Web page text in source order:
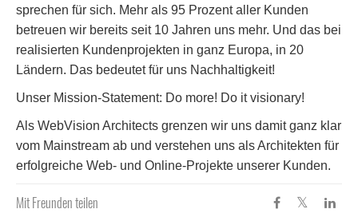
sprechen für sich. Mehr als 95 Prozent aller Kunden
betreuen wir bereits seit 10 Jahren uns mehr. Und das bei
realisierten Kundenprojekten in ganz Europa, in 20
Ländern. Das bedeutet für uns Nachhaltigkeit!
Unser Mission-Statement: Do more! Do it visionary!
Als WebVision Architects grenzen wir uns damit ganz klar
vom Mainstream ab und verstehen uns als Architekten für
erfolgreiche Web- und Online-Projekte unserer Kunden.
Mit Freunden teilen